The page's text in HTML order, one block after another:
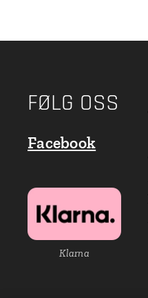
FØLG OSS
Facebook
Klarna